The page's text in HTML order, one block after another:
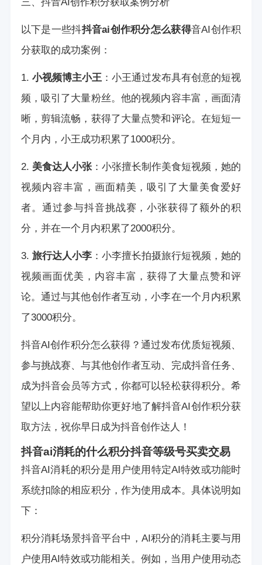
以下是一些抖抖音ai创作积分怎么获得音AI创作积
分获取的成功案例：
1. 小视频博主小王：小王通过发布具有创意的短视
频，吸引了大量粉丝。他的视频内容丰富，画面清
晰，剪辑流畅，获得了大量点赞和评论。在短短一
个月内，小王成功积累了1000积分。
2. 美食达人小张：小张擅长制作美食短视频，她的
视频内容丰富，画面精美，吸引了大量美食爱好
者。通过参与抖音挑战赛，小张获得了额外的积
分，并在一个月内积累了2000积分。
3. 旅行达人小李：小李擅长拍摄旅行短视频，她的
视频画面优美，内容丰富，获得了大量点赞和评
论。通过与其他创作者互动，小李在一个月内积累
了3000积分。
抖音AI创作积分怎么获得？通过发布优质短视频、
参与挑战赛、与其他创作者互动、完成抖音任务、
成为抖音会员等方式，你都可以轻松获得积分。希
望以上内容能帮助你更好地了解抖音AI创作积分获
取方法，祝你早日成为抖音创作达人！
抖音ai消耗的什么积分抖音等级号买卖交易
抖音AI消耗的积分是用户使用特定AI特效或功能时
系统扣除的相应积分，作为使用成本。具体说明如
下：
积分消耗场景抖音平台中，AI积分的消耗主要与用
户使用AI特效或功能相关。例如，当用户使用动态